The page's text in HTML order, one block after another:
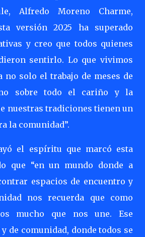
Alfredo Moreno Charme,
versión 2025 ha superado
y creo que todos quienes
sentirlo. Lo que vivimos
no solo el trabajo de meses de
sobre todo el cariño y la
nuestras tradiciones tienen un
la comunidad”.
el espíritu que marcó esta
que “en un mundo donde a
espacios de encuentro y
nos recuerda que como
mucho que nos une. Ese
de comunidad, donde todos se